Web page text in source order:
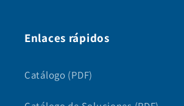
Enlaces rápidos
Catálogo (PDF)